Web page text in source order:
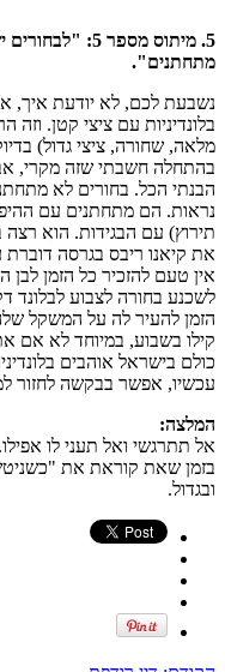
5. מיתוס מספר
מתחתנים".
נשבעת לכם, לא יודעת איך,
בלונדיניות עם ציצי קטן. וזה
מלאה, שחורה, ציצי גדול)
בהתחלה חשבתי שזה מקרי,
הבנתי הכל. בחורים לא
נראות. הם מתחתנים עם
תירוץ) עם הבגידות. הוא רצה
את קיאנו ריבס בגרסה
אין טעם להזכיר כל הזמן
לשכנע בחורה לצבוע
הזמן להעיר לה על המשקל
קילו בשבוע, במיוחד לא אם
כולם בישראל אוהבים
עכשיו, אפשר בבקשה לחזור
המלצה:
אל תתרגשי ואל תעני לו
בזמן שאת קוראת את
ובגדול.